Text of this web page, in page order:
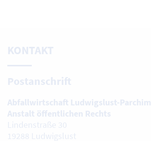
KONTAKT
Postanschrift
Abfallwirtschaft Ludwigslust-Parchim
Anstalt öffentlichen Rechts
Lindenstraße 30
19288 Ludwigslust